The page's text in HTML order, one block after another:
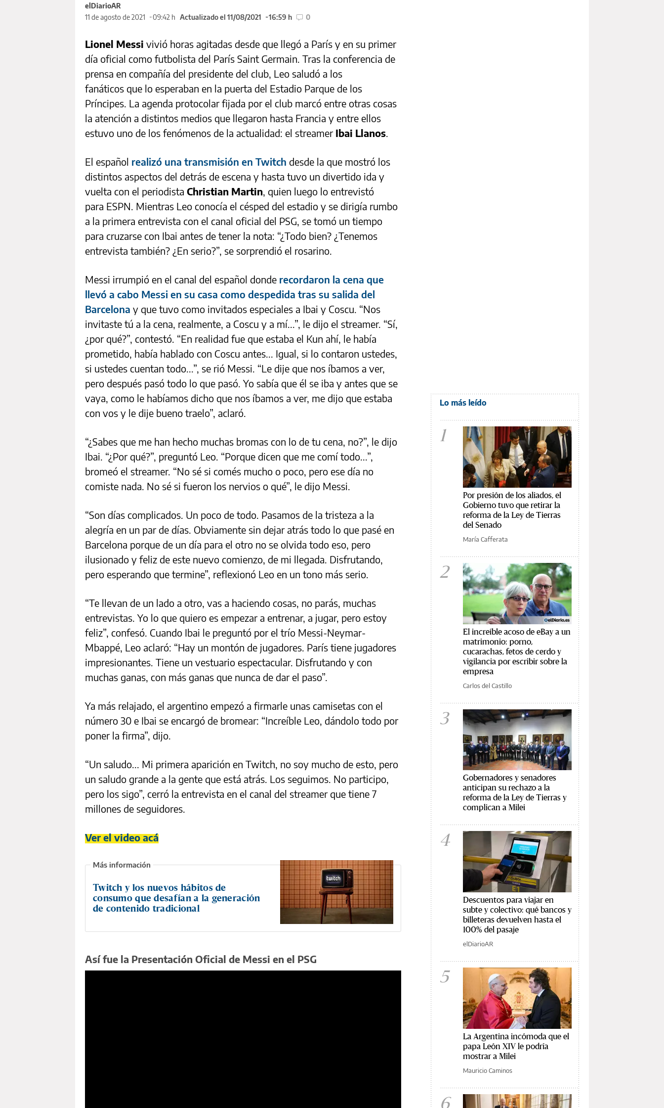
elDiarioAR
11 de agosto de 2021
09:42 h Actualizado el 11/08/2021 16:59 h 0
Lionel Messi vivió horas agitadas desde que llegó a París y en su primer
día oficial como futbolista del París Saint Germain. Tras la conferencia de
prensa en compañía del presidente del club, Leo saludó a los
fanáticos que lo esperaban en la puerta del Estadio Parque de los
Príncipes. La agenda protocolar fijada por el club marcó entre otras cosas
la atención a distintos medios que llegaron hasta Francia y entre ellos
estuvo uno de los fenómenos de la actualidad: el streamer Ibai Llanos.
El español realizó una transmisión en Twitch desde la que mostró los
distintos aspectos del detrás de escena y hasta tuvo un divertido ida y
vuelta con el periodista Christian Martin, quien luego lo entrevistó
para ESPN. Mientras Leo conocía el césped del estadio y se dirigía rumbo
a la primera entrevista con el canal oficial del PSG, se tomó un tiempo
para cruzarse con Ibai antes de tener la nota: “¿Todo bien? ¿Tenemos
entrevista también? ¿En serio?”, se sorprendió el rosarino.
Messi irrumpió en el canal del español donde recordaron la cena que
llevó a cabo Messi en su casa como despedida tras su salida del
Barcelona y que tuvo como invitados especiales a Ibai y Coscu. “Nos
invitaste tú a la cena, realmente, a Coscu y a mí...”, le dijo el streamer. “Sí,
¿por qué?”, contestó. “En realidad fue que estaba el Kun ahí, le había
prometido, había hablado con Coscu antes... Igual, si lo contaron ustedes,
si ustedes cuentan todo...”, se rió Messi. “Le dije que nos íbamos a ver,
pero después pasó todo lo que pasó. Yo sabía que él se iba y antes que se
vaya, como le habíamos dicho que nos íbamos a ver, me dijo que estaba
con vos y le dije bueno traelo”, aclaró.
“¿Sabes que me han hecho muchas bromas con lo de tu cena, no?”, le dijo
Ibai. “¿Por qué?”, preguntó Leo. “Porque dicen que me comí todo...”,
bromeó el streamer. “No sé si comés mucho o poco, pero ese día no
comiste nada. No sé si fueron los nervios o qué”, le dijo Messi.
“Son días complicados. Un poco de todo. Pasamos de la tristeza a la
alegría en un par de días. Obviamente sin dejar atrás todo lo que pasé en
Barcelona porque de un día para el otro no se olvida todo eso, pero
ilusionado y feliz de este nuevo comienzo, de mi llegada. Disfrutando,
pero esperando que termine”, reflexionó Leo en un tono más serio.
“Te llevan de un lado a otro, vas a haciendo cosas, no parás, muchas
entrevistas. Yo lo que quiero es empezar a entrenar, a jugar, pero estoy
feliz”, confesó. Cuando Ibai le preguntó por el trío Messi-Neymar-
Mbappé, Leo aclaró: “Hay un montón de jugadores. París tiene jugadores
impresionantes. Tiene un vestuario espectacular. Disfrutando y con
muchas ganas, con más ganas que nunca de dar el paso”.
Ya más relajado, el argentino empezó a firmarle unas camisetas con el
número 30 e Ibai se encargó de bromear: “Increíble Leo, dándolo todo por
poner la firma”, dijo.
“Un saludo... Mi primera aparición en Twitch, no soy mucho de esto, pero
un saludo grande a la gente que está atrás. Los seguimos. No participo,
pero los sigo”, cerró la entrevista en el canal del streamer que tiene 7
millones de seguidores.
Ver el video acá
Twitch y los nuevos hábitos de
consumo que desafían a la generación
de contenido tradicional
Así fue la Presentación Oficial de Messi en el PSG
Lo más leído
1
Por presión de los aliados, el
Gobierno tuvo que retirar la
reforma de la Ley de Tierras
del Senado
María Cafferata
2
El increíble acoso de eBay a un
matrimonio: porno,
cucarachas, fetos de cerdo y
vigilancia por escribir sobre la
empresa
Carlos del Castillo
3
Gobernadores y senadores
anticipan su rechazo a la
reforma de la Ley de Tierras y
complican a Milei
4
Descuentos para viajar en
subte y colectivo: qué bancos y
billeteras devuelven hasta el
100% del pasaje
elDiarioAR
5
La Argentina incómoda que el
papa León XIV le podría
mostrar a Milei
Mauricio Caminos
6